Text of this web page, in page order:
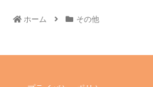
ホーム その他